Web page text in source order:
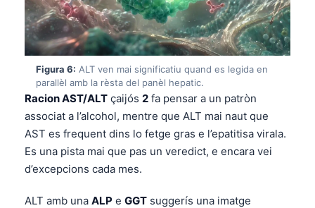
Figura 6: ALT ven mai significatiu quand es legida en
parallèl amb la rèsta del panèl hepatic.
Racion AST/ALT çaijós 2 fa pensar a un patròn
associat a l’alcohol, mentre que ALT mai naut que
AST es frequent dins lo fetge gras e l’epatitisa virala.
Es una pista mai que pas un veredict, e encara vei
d’excepcions cada mes.
ALT amb una ALP e GGT suggerís una imatge
বাংলা
اردو
मराठी
తెలుగు
தமிழ்
ગુજરાતી
ಕನ್ನಡ
മലയാളം
Bahasa Melayu